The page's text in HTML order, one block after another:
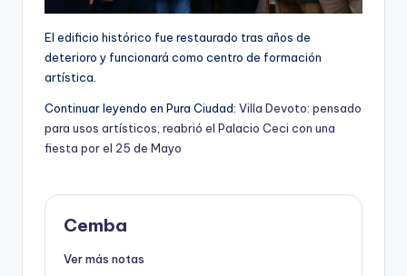
El edificio histórico fue restaurado tras años de
deterioro y funcionará como centro de formación
artística.
Continuar leyendo en Pura Ciudad: Villa Devoto: pensado
para usos artísticos, reabrió el Palacio Ceci con una
fiesta por el 25 de Mayo
Cemba
Ver más notas